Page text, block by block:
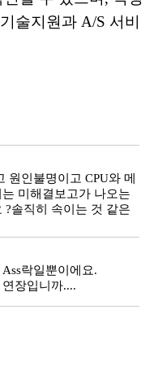
술지원과 A/S 서비
원인불명이고 CPU와 메
미해결보고가 나오는
솔직히 속이는 것 같은
락일뿐이에요.
장입니까....